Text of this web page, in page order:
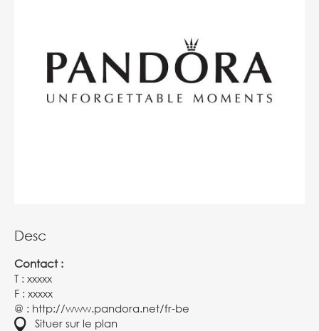
Desc
Contact :
T : xxxxx
F : xxxxx
@ : http://www.pandora.net/fr-be
Situer sur le plan